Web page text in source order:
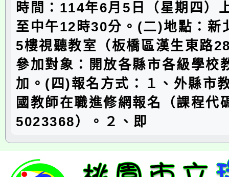
時間：114年6月5日（星期四）
至中午12時30分。(二)地點：新
5樓視聽教室（板橋區漢生東路
參加對象：開放各縣市各級學校
加。(四)報名方式：１、外縣市
國教師在職進修網報名（課程代
5023368）。２、即